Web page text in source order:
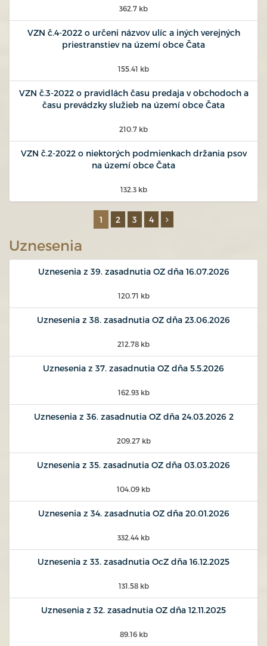
362.7 kb
VZN č.4-2022 o určeni názvov ulíc a iných verejných
priestranstiev na území obce Čata
155.41 kb
VZN č.3-2022 o pravidlách času predaja v obchodoch a
času prevádzky služieb na území obce Čata
210.7 kb
VZN č.2-2022 o niektorých podmienkach držania psov
na území obce Čata
132.3 kb
1 2 3 4
Uznesenia
Uznesenia z 39. zasadnutia OZ dňa 16.07.2026
120.71 kb
Uznesenia z 38. zasadnutia OZ dňa 23.06.2026
212.78 kb
Uznesenia z 37. zasadnutia OZ dňa 5.5.2026
162.93 kb
Uznesenia z 36. zasadnutia OZ dňa 24.03.2026 2
209.27 kb
Uznesenia z 35. zasadnutia OZ dňa 03.03.2026
104.09 kb
Uznesenia z 34. zasadnutia OZ dňa 20.01.2026
332.44 kb
Uznesenia z 33. zasadnutia OcZ dňa 16.12.2025
131.58 kb
Uznesenia z 32. zasadnutia OZ dňa 12.11.2025
89.16 kb